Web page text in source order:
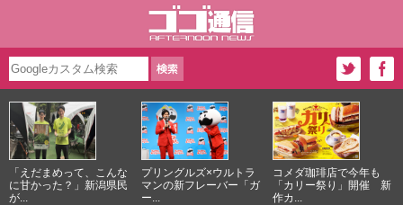
「えだまめって、こんな
に甘かった？」新潟県民
が...
プリングルズ×ウルトラ
マンの新フレーバー「ガ
ー...
コメダ珈琲店で今年も
「カリー祭り」開催 新
作カ...